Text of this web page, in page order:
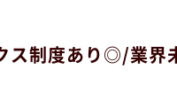
ス制度あり◎/業界